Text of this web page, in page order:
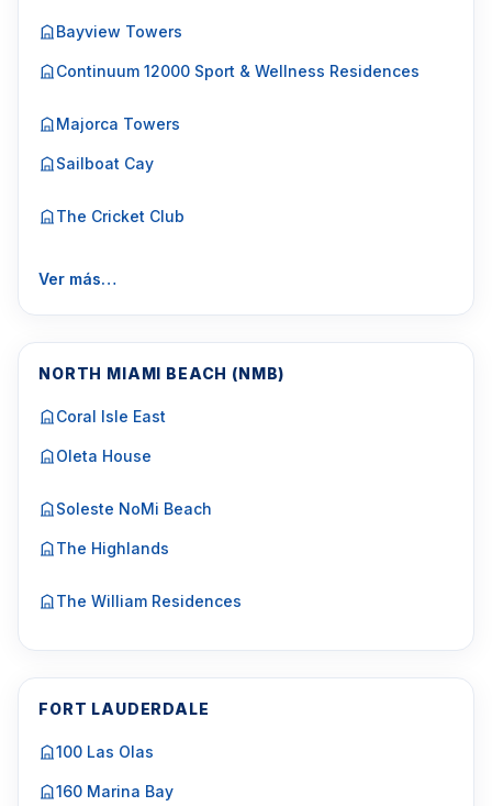
Bayview Towers
Continuum 12000 Sport & Wellness Residences
Majorca Towers
Sailboat Cay
The Cricket Club
Ver más…
NORTH MIAMI BEACH (NMB)
Coral Isle East
Oleta House
Soleste NoMi Beach
The Highlands
The William Residences
FORT LAUDERDALE
100 Las Olas
160 Marina Bay